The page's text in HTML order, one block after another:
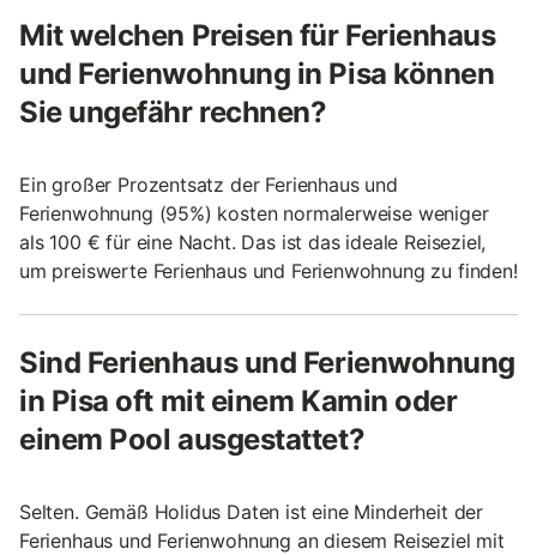
Mit welchen Preisen für Ferienhaus
und Ferienwohnung in Pisa können
Sie ungefähr rechnen?
Ein großer Prozentsatz der Ferienhaus und
Ferienwohnung (95%) kosten normalerweise weniger
als 100 € für eine Nacht. Das ist das ideale Reiseziel,
um preiswerte Ferienhaus und Ferienwohnung zu finden!
Sind Ferienhaus und Ferienwohnung
in Pisa oft mit einem Kamin oder
einem Pool ausgestattet?
Selten. Gemäß Holidus Daten ist eine Minderheit der
Ferienhaus und Ferienwohnung an diesem Reiseziel mit